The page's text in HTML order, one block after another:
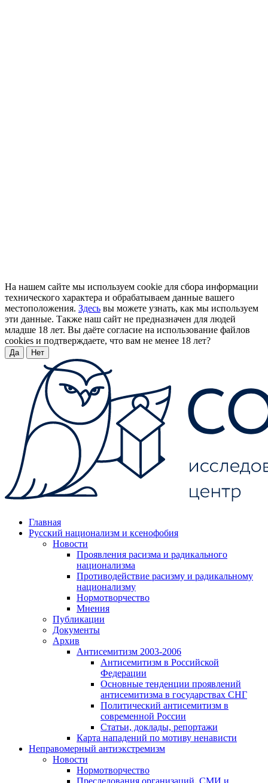
На нашем сайте мы используем cookie для сбора информации
технического характера и обрабатываем данные вашего
местоположения. Здесь вы можете узнать, как мы используем
эти данные. Также наш сайт не предназначен для людей
младше 18 лет. Вы даёте согласие на использование файлов
cookies и подтверждаете, что вам не менее 18 лет?
Да Нет
Главная
Русский национализм и ксенофобия
Новости
Проявления расизма и радикального
национализма
Противодействие расизму и радикальному
национализму
Нормотворчество
Мнения
Публикации
Документы
Архив
Антисемитизм 2003-2006
Антисемитизм в Российской
Федерации
Основные тенденции проявлений
антисемитизма в государствах СНГ
Политический антисемитизм в
современной России
Статьи, доклады, репортажи
Карта нападений по мотиву ненависти
Неправомерный антиэкстремизм
Новости
Нормотворчество